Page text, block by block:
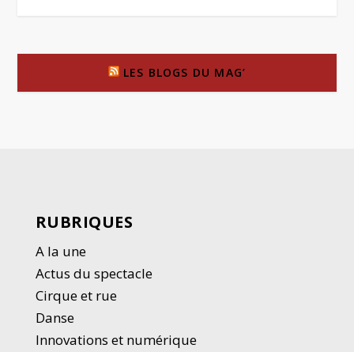
LES BLOGS DU MAG’
RUBRIQUES
A la une
Actus du spectacle
Cirque et rue
Danse
Innovations et numérique